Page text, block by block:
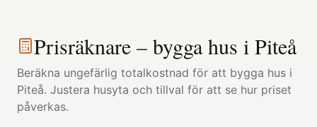
Prisräknare – bygga hus i Piteå
Beräkna ungefärlig totalkostnad för att bygga hus i
Piteå. Justera husyta och tillval för att se hur priset
påverkas.